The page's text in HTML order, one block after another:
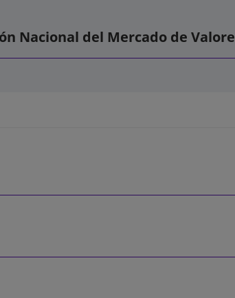
Nacional del Mercado de